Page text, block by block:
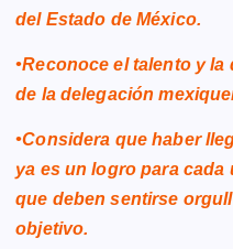
del Estado de México.
•Reconoce el talento y
de la delegación
•Considera que haber
ya es un logro para
que deben sentirse
objetivo.